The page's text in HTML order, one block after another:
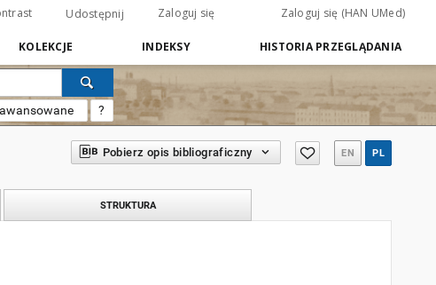
Udostępnij Zaloguj się Zaloguj się (HAN UMed)
KOLEKCJE INDEKSY HISTORIA PRZEGLĄDANIA
?
Pobierz opis bibliograficzny EN PL
STRUKTURA